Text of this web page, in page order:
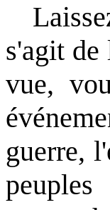
s'agit de
vue,
guerre,